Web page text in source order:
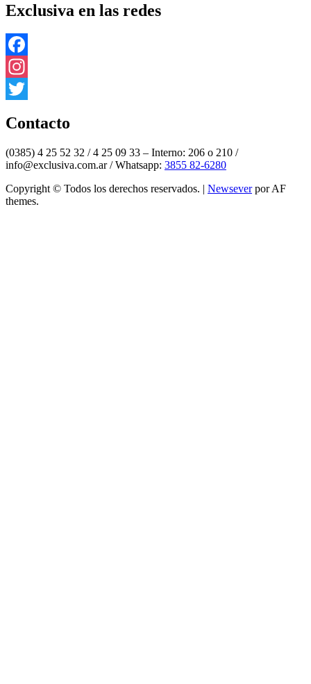
Exclusiva en las redes
Facebook
Instagram
Contacto
(0385) 4 25 52 32 / 4 25 09 33 – Interno: 206 o 210 /
info@exclusiva.com.ar / Whatsapp: 3855 82-6280
Copyright © Todos los derechos reservados. | Newseverpor AF
themes.